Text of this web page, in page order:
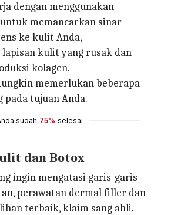
dengan menggunakan
memancarkan sinar
ke kulit Anda,
kulit yang rusak dan
kolagen.
memerlukan beberapa
pada tujuan Anda.
sudah 75% selesai
dan Botox
ingin mengatasi garis-garis
perawatan dermal filler dan
terbaik, klaim sang ahli.